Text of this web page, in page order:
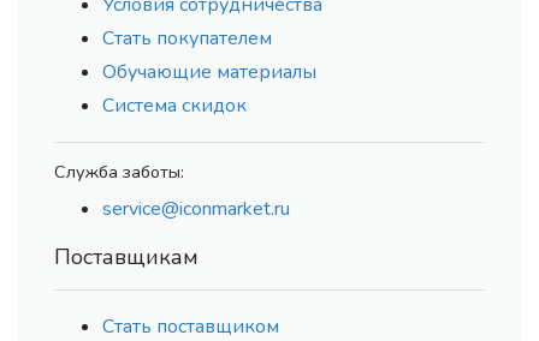
Стать покупателем
Обучающие материалы
Система скидок
Служба заботы:
service@iconmarket.ru
Поставщикам
Стать поставщиком